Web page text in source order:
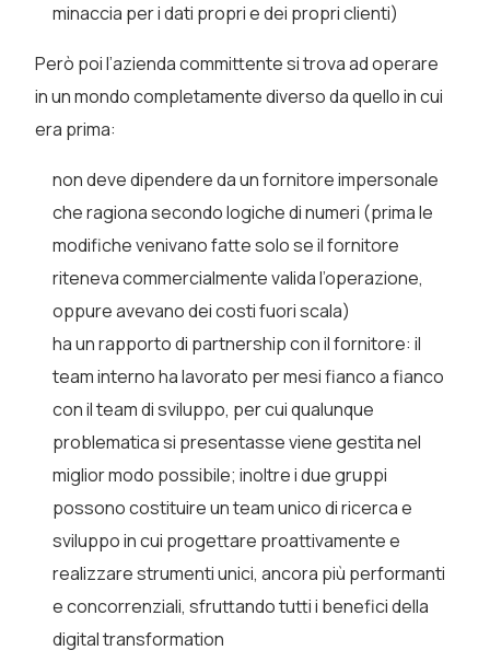
minaccia per i dati propri e dei propri clienti)
Però poi l’azienda committente si trova ad operare
in un mondo completamente diverso da quello in cui
era prima:
non deve dipendere da un fornitore impersonale
che ragiona secondo logiche di numeri (prima le
modifiche venivano fatte solo se il fornitore
riteneva commercialmente valida l’operazione,
oppure avevano dei costi fuori scala)
ha un rapporto di partnership con il fornitore: il
team interno ha lavorato per mesi fianco a fianco
con il team di sviluppo, per cui qualunque
problematica si presentasse viene gestita nel
miglior modo possibile; inoltre i due gruppi
possono costituire un team unico di ricerca e
sviluppo in cui progettare proattivamente e
realizzare strumenti unici, ancora più performanti
e concorrenziali, sfruttando tutti i benefici della
digital transformation